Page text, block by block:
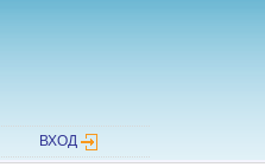
ВХОД